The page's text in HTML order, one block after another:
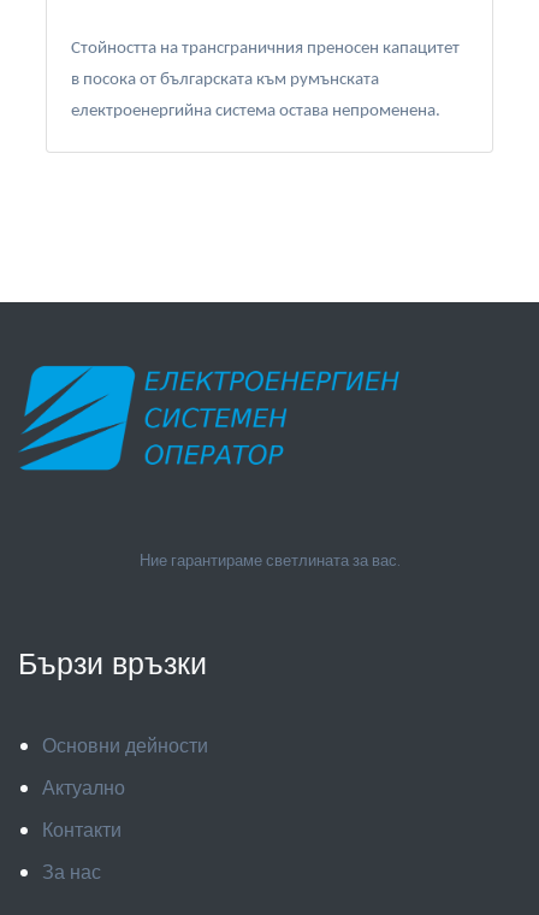
Стойността на трансграничния преносен капацитет
в посока от българската към румънската
електроенергийна система остава непроменена.
Ние гарантираме светлината за вас.
Бързи връзки
Основни дейности
Актуално
Контакти
За нас